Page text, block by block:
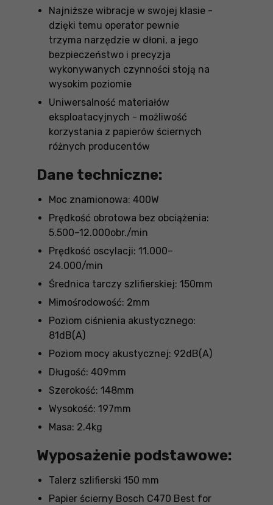
Najniższe wibracje w swojej klasie -
dzięki temu operator pewnie
trzyma narzędzie w dłoni, a jego
bezpieczeństwo i precyzja
wykonywanych czynności stoją na
wysokim poziomie
Uniwersalność materiałów
eksploatacyjnych - możliwość
korzystania z papierów ściernych
różnych producentów
Dane techniczne:
Moc znamionowa: 400W
Prędkość obrotowa bez obciążenia:
5.500–12.000obr./min
Prędkość oscylacji: 11.000–
24.000/min
Średnica tarczy szlifierskiej: 150mm
Mimośrodowość: 2mm
Poziom ciśnienia akustycznego:
81dB(A)
Poziom mocy akustycznej: 92dB(A)
Długość: 409mm
Szerokość: 148mm
Wysokość: 197mm
Masa: 2.4kg
Wyposażenie podstawowe:
Talerz szlifierski 150 mm
Papier ścierny Bosch C470 Best for